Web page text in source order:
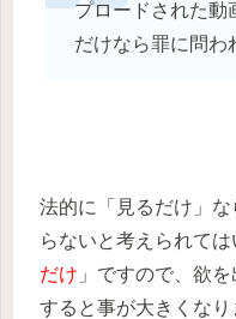
プロードされた動
だけなら罪に問わ
法的に「見るだけ」
らないと考えられて
だけ 」ですので、欲
すると事が大きくな